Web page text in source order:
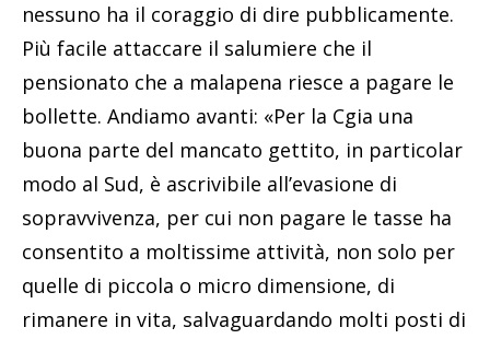
nessuno ha il coraggio di dire pubblicamente.
Più facile attaccare il salumiere che il
pensionato che a malapena riesce a pagare le
bollette. Andiamo avanti: «Per la Cgia una
buona parte del mancato gettito, in particolar
modo al Sud, è ascrivibile all’evasione di
sopravvivenza, per cui non pagare le tasse ha
consentito a moltissime attività, non solo per
quelle di piccola o micro dimensione, di
rimanere in vita, salvaguardando molti posti di